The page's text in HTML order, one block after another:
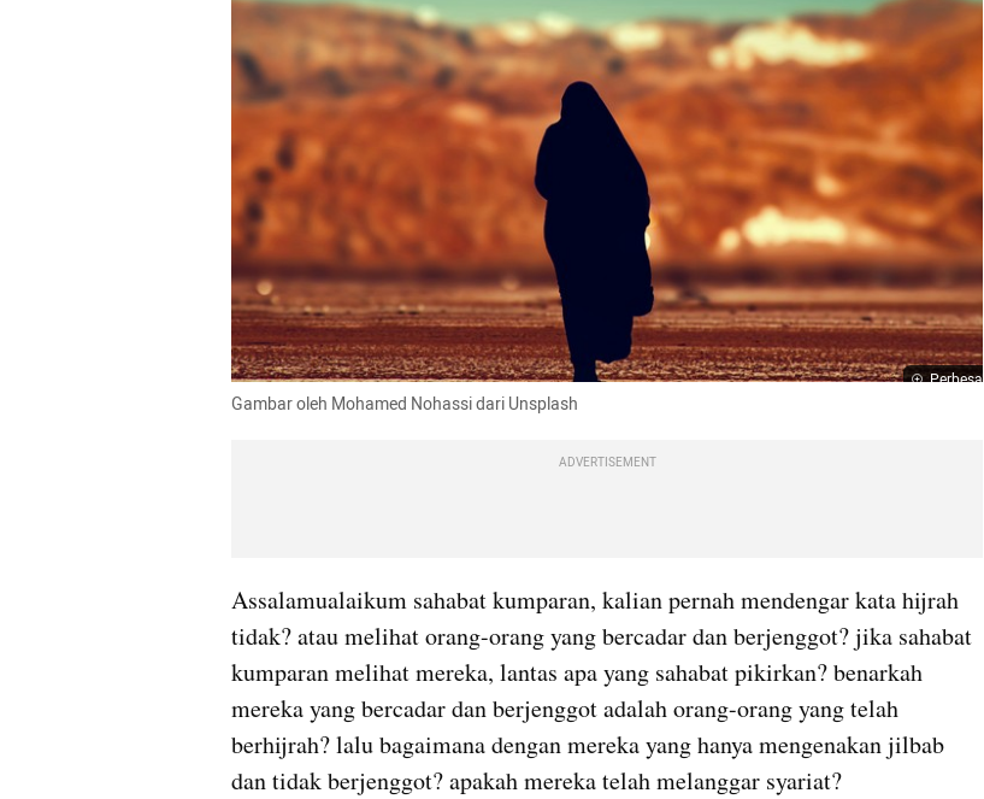
Perbesar
Gambar oleh Mohamed Nohassi dari Unsplash
ADVERTISEMENT
Assalamualaikum sahabat kumparan, kalian pernah mendengar kata hijrah
tidak? atau melihat orang-orang yang bercadar dan berjenggot? jika sahabat
kumparan melihat mereka, lantas apa yang sahabat pikirkan? benarkah
mereka yang bercadar dan berjenggot adalah orang-orang yang telah
berhijrah? lalu bagaimana dengan mereka yang hanya mengenakan jilbab
dan tidak berjenggot? apakah mereka telah melanggar syariat?